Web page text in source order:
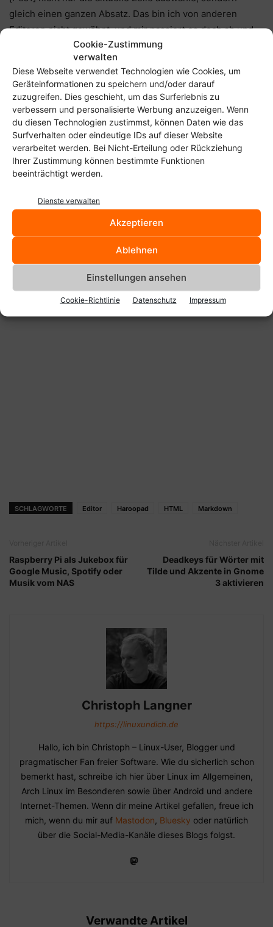
Cookie-Zustimmung
verwalten
Diese Webseite verwendet Technologien wie Cookies, um
Geräteinformationen zu speichern und/oder darauf
zuzugreifen. Dies geschieht, um das Surferlebnis zu
verbessern und personalisierte Werbung anzuzeigen. Wenn
du diesen Technologien zustimmst, können Daten wie das
Surfverhalten oder eindeutige IDs auf dieser Website
verarbeitet werden. Bei Nicht-Erteilung oder Rückziehung
Ihrer Zustimmung können bestimmte Funktionen
beeinträchtigt werden.
Dienste verwalten
Akzeptieren
Ablehnen
Einstellungen ansehen
Cookie-Richtlinie Datenschutz Impressum
gleich einen ganzen Absatz. Das bin ich von anderen
Editoren nicht gewöhnt, und mir passiert es doch ab und
an, dass ich hinterher noch ein [Entf] drücke und einen
ganzen Absatz lösche, obwohl ich doch nur die letzte Zeile
loswerden wollte. Aber entsprechend der GitHub-Seite
des Projekts
wird an diesen Details schon gearbeitet.
SCHLAGWORTE Editor Haroopad HTML Markdown
Raspberry Pi als Jukebox für
Google Music, Spotify oder
Musik vom NAS
Deadkeys für Wörter mit
Tilde und Akzente in Gnome
3 aktivieren
Christoph Langner
https://linuxundich.de
Hallo, ich bin Christoph – Linux-User, Blogger und
pragmatischer Fan freier Software. Wie du sicherlich schon
bemerkt hast, schreibe ich hier über Linux im Allgemeinen,
Arch Linux im Besonderen sowie über Android und andere
Internet-Themen. Wenn dir meine Artikel gefallen, freue ich
mich, wenn du mir auf Mastodon Bluesky oder natürlich
über die Social-Media-Kanäle dieses Blogs folgst.
Verwandte Artikel